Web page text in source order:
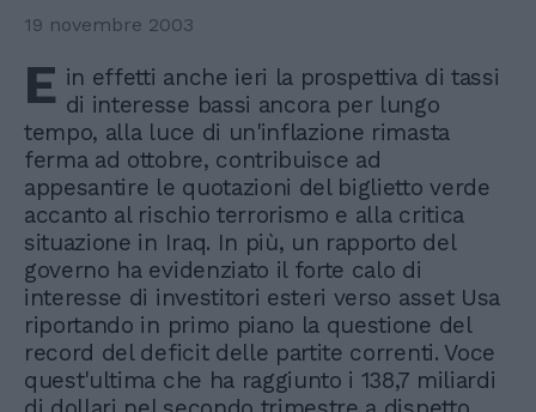
19 novembre 2003
E in effetti anche ieri la prospettiva di tassi
di interesse bassi ancora per lungo
tempo, alla luce di un'inflazione rimasta
ferma ad ottobre, contribuisce ad
appesantire le quotazioni del biglietto verde
accanto al rischio terrorismo e alla critica
situazione in Iraq. In più, un rapporto del
governo ha evidenziato il forte calo di
interesse di investitori esteri verso asset Usa
riportando in primo piano la questione del
record del deficit delle partite correnti. Voce
quest'ultima che ha raggiunto i 138,7 miliardi